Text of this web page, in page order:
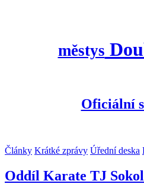
městys
Oficiální
Články Krátké zprávy Úřední deska
Oddíl Karate TJ